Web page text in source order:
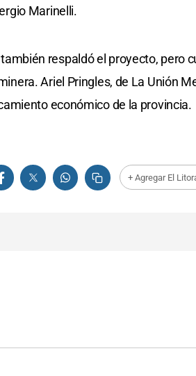
Marinelli.
respaldó el proyecto, pero
Ariel Pringles, de La Unión
económico de la provincia.
+ Agregar El